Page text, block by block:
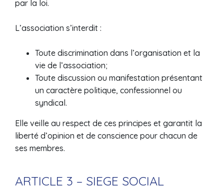
par la loi.
L’association s’interdit :
Toute discrimination dans l’organisation et la
vie de l’association;
Toute discussion ou manifestation présentant
un caractère politique, confessionnel ou
syndical.
Elle veille au respect de ces principes et garantit la
liberté d’opinion et de conscience pour chacun de
ses membres.
ARTICLE 3 – SIEGE SOCIAL